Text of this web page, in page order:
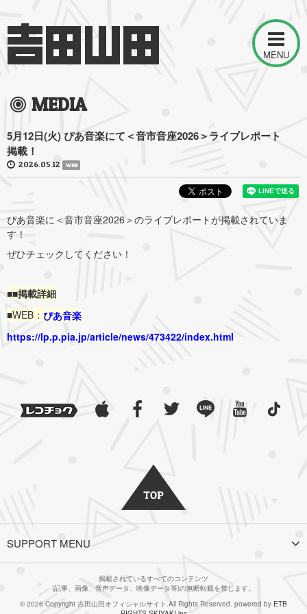
MENU
MEDIA
5月12日(火) ぴあ音楽にて＜音市音座2026＞ライブレポート
掲載！
2026.05.12 WEB
ぴあ音楽に＜音市音座2026＞のライブレポートが掲載されていま
す！
ぜひチェックしてください！
■■掲載詳細
■WEB： ぴあ音楽
https://lp.p.pia.jp/article/news/473422/index.html
SUPPORT MENU
掲載されているすべてのコンテンツ
(記事、画像、音声データ、映像データ等)の無断転載を禁じます。
© 2026 Copyright 吉田山田オフィシャルサイト.All Rights Reserved. powered by ETB